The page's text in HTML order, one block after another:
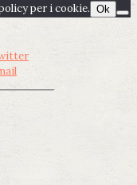
per i cookie. Ok